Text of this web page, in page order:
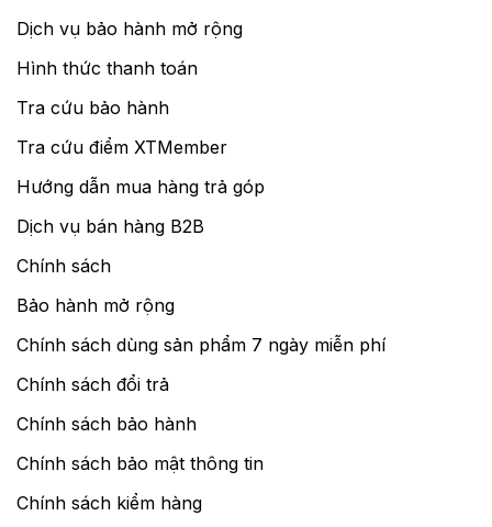
Dịch vụ bảo hành mở rộng
Hình thức thanh toán
Tra cứu bảo hành
Tra cứu điểm XTMember
Hướng dẫn mua hàng trả góp
Dịch vụ bán hàng B2B
Chính sách
Bảo hành mở rộng
Chính sách dùng sản phẩm 7 ngày miễn phí
Chính sách đổi trả
Chính sách bảo hành
Chính sách bảo mật thông tin
Chính sách kiểm hàng